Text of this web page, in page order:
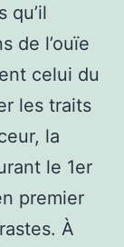
qu’il
de l’ouïe
celui du
les traits
la
le 1er
premier
À